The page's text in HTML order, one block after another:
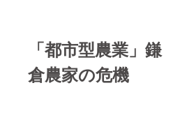
「都市型農業」鎌
倉農家の危機